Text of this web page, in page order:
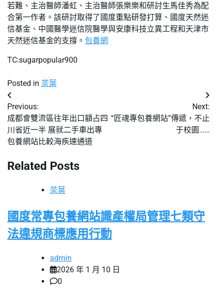
若難、主治醫師潘虹、主治醫師張樂樂和研討生馬佳秀為配
合第一作者。該研討取得了國度重點研發打算、國度天然迷
信基金、中國醫學迷信院醫學與安康科技立異工程和天津市
天然迷信基金的支撐。 包養網
TC:sugarpopular900
Posted in 茶葉
文
章
導
覽
Previous:
成都會雙流區往年出口額占四
川省近一半 展就二手車出專
包養網站比較海疾速通道
Next:
“匠魂專包養網站”傳遞，不止
于校園……
Related Posts
茶葉
國度常專包養網站識產權局管理七類守
法違規商標應用行動
admin
2026 年 1 月 10 日
0